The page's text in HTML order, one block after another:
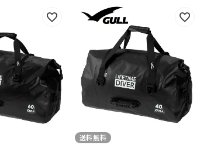
送料無料